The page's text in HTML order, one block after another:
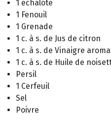
1 échalote
1 Fenouil
1 Grenade
1 c. à s. de Jus de citron
1 c. à s. de Vinaigre
1 c. à s. de Huile de
Persil
1 Cerfeuil
Sel
Poivre